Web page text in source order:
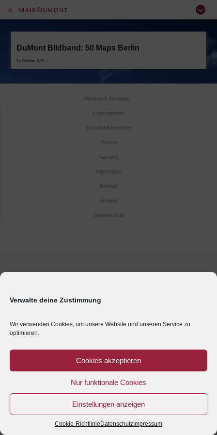
Verwalte deine Zustimmung
Wir verwenden Cookies, um unsere Website und unseren Service zu
optimieren.
Cookies akzeptieren
Nur funktionale Cookies
Einstellungen anzeigen
Cookie-Richtlinie Datenschutz Impressum
DuMont Bildband: 50 Maps Berlin
13. Oktober 2015 -
Marken & Produkte
Unternehmen
Geschäftsbereiche
Presse
Karriere
Impressum
Kontakt
Anreise
Datenschutz